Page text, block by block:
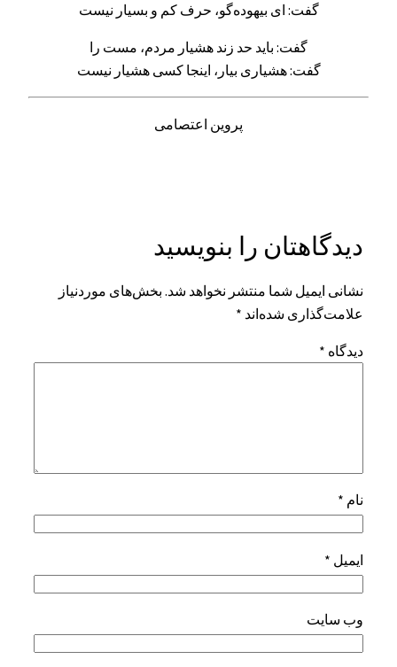
گفت: ای بیهوده‌گو، حرف کم و بسیار نیست
گفت: باید حد زند هشیار مردم، مست را
گفت: هشیاری بیار، اینجا کسی هشیار نیست
پروین اعتصامی
دیدگاهتان را بنویسید
نشانی ایمیل شما منتشر نخواهد شد. بخش‌های موردنیاز
علامت‌گذاری شده‌اند *
دیدگاه *
نام *
ایمیل *
وب‌ سایت